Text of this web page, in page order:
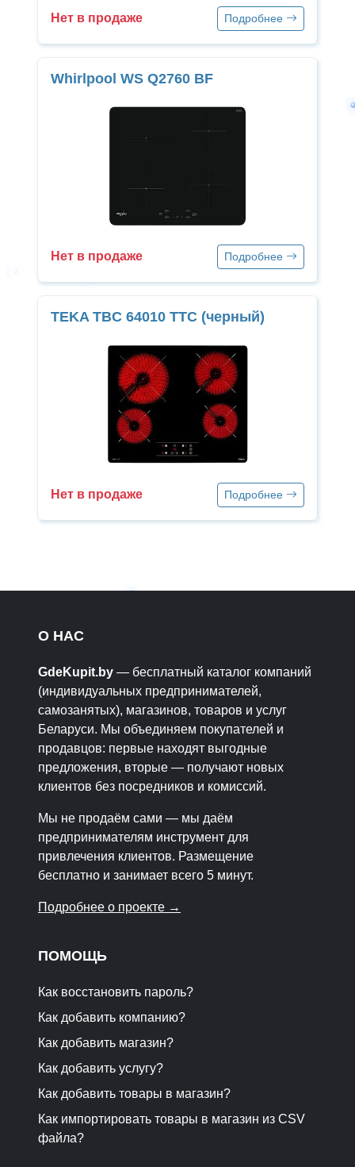
Нет в продаже Подробнее
Whirlpool WS Q2760 BF
Нет в продаже Подробнее
TEKA TBC 64010 TTC (черный)
Нет в продаже Подробнее
О НАС
GdeKupit.by — бесплатный каталог компаний
(индивидуальных предпринимателей,
самозанятых), магазинов, товаров и услуг
Беларуси. Мы объединяем покупателей и
продавцов: первые находят выгодные
предложения, вторые — получают новых
клиентов без посредников и комиссий.
Мы не продаём сами — мы даём
предпринимателям инструмент для
привлечения клиентов. Размещение
бесплатно и занимает всего 5 минут.
Подробнее о проекте →
ПОМОЩЬ
Как восстановить пароль?
Как добавить компанию?
Как добавить магазин?
Как добавить услугу?
Как добавить товары в магазин?
Как импортировать товары в магазин из CSV
файла?